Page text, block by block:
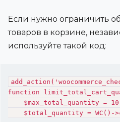
Если нужно ограничить
товаров в корзине,
используйте такой код:
function
$max_total_quantity =
$total_quantity = WC()-